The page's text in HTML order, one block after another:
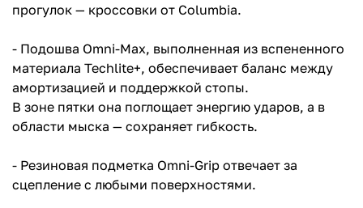
прогулок — кроссовки от Columbia.
- Подошва Omni-Max, выполненная из вспененного
материала Techlite+, обеспечивает баланс между
амортизацией и поддержкой стопы.
В зоне пятки она поглощает энергию ударов, а в
области мыска — сохраняет гибкость.
- Резиновая подметка Omni-Grip отвечает за
сцепление с любыми поверхностями.